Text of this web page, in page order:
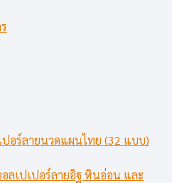
ปอร์ลายนวดแผนไทย (32 แบบ)
ลเปเปอร์ลายอิฐ หินอ่อน และ